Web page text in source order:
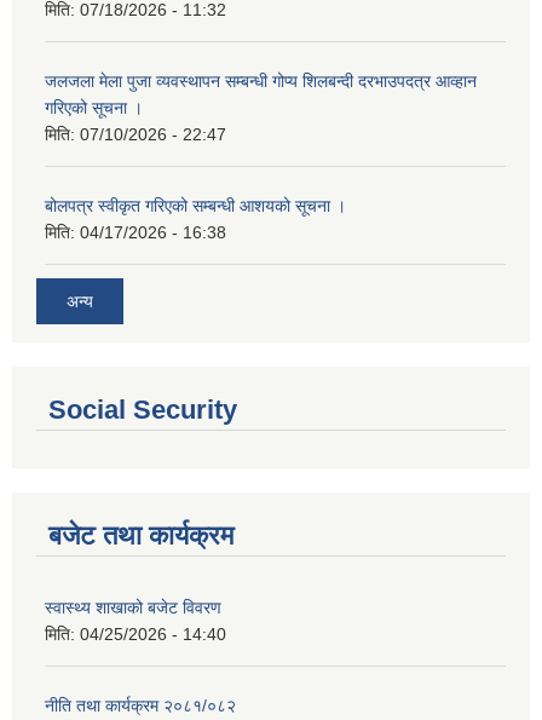
मिति: 07/18/2026 - 11:32
जलजला मेला पुजा व्यवस्थापन सम्बन्धी गोप्य शिलबन्दी दरभाउपदत्र आव्हान
गरिएको सूचना ।
मिति: 07/10/2026 - 22:47
बोलपत्र स्वीकृत गरिएको सम्बन्धी आशयको सूचना ।
मिति: 04/17/2026 - 16:38
अन्य
Social Security
बजेट तथा कार्यक्रम
स्वास्थ्य शाखाको बजेट विवरण
मिति: 04/25/2026 - 14:40
नीति तथा कार्यक्रम २०८१/०८२